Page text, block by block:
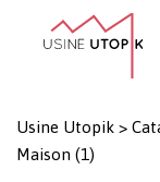
Panier
Usine Utopik >
Maison (1)